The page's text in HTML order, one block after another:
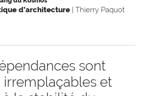
d’architecture | Thierry Paquot
sont
irremplaçables et